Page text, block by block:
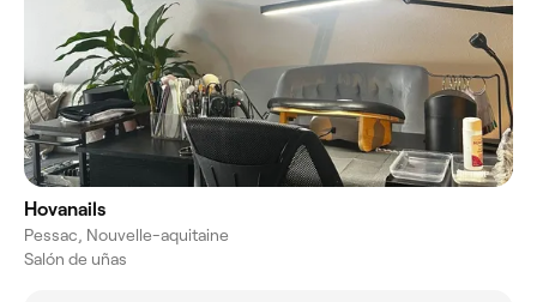
Hovanails
Pessac, Nouvelle-aquitaine
Salón de uñas